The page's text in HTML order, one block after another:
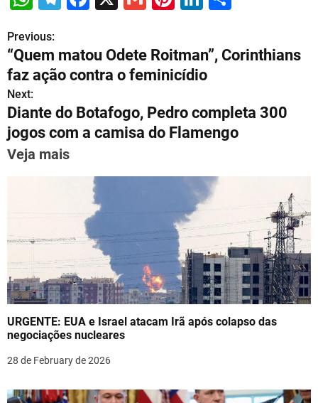
at
s
A
p
p
gr
a
m
e
b
o
o
ai
l
er
e
st
k
e
dI
n
ar
e
P
o
s
t
n
a
t
i
o
n
Previous:
“Quem matou Odete Roitman”, Corinthians
faz ação contra o feminicídio
Next:
Diante do Botafogo, Pedro completa 300
jogos com a camisa do Flamengo
Veja mais
URGENTE: EUA e Israel atacam Irã após colapso das
negociações nucleares
28 de February de 2026